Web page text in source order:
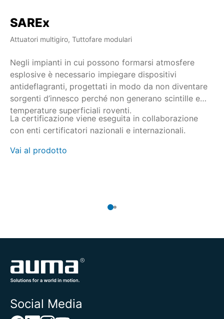
SAREx
Attuatori multigiro, Tuttofare modulari
Negli impianti in cui possono formarsi atmosfere
esplosive è necessario impiegare dispositivi
antideflagranti, progettati in modo da non diventare
sorgenti d’innesco perché non generano scintille e
temperature superficiali roventi.
La certificazione viene eseguita in collaborazione
con enti certificatori nazionali e internazionali.
Vai al prodotto
Social Media